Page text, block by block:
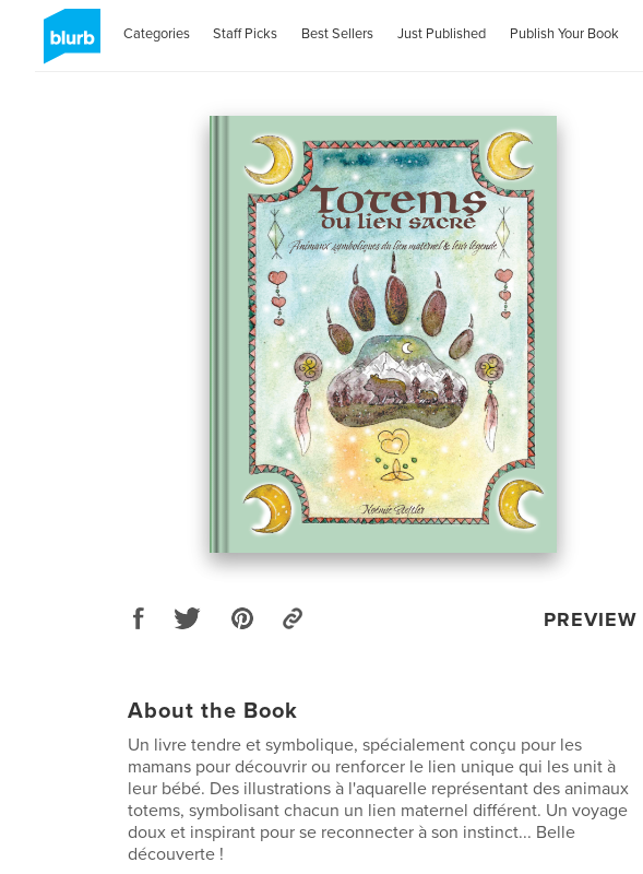
Categories Staff Picks Best Sellers Just Published Publish Your Book
PREVIEW
About the Book
Un livre tendre et symbolique, spécialement conçu pour les
mamans pour découvrir ou renforcer le lien unique qui les unit à
leur bébé. Des illustrations à l'aquarelle représentant des animaux
totems, symbolisant chacun un lien maternel différent. Un voyage
doux et inspirant pour se reconnecter à son instinct... Belle
découverte !